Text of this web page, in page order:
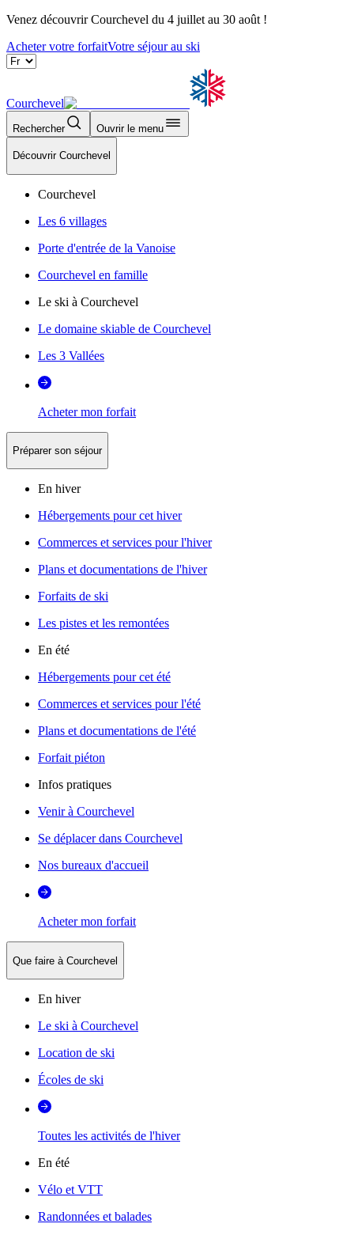
Venez découvrir Courchevel du 4 juillet au 30 août !
Acheter votre forfaitVotre séjour au ski
Courchevel
Rechercher Ouvrir le menu
Découvrir Courchevel
Courchevel
Les 6 villages
Porte d'entrée de la Vanoise
Courchevel en famille
Le ski à Courchevel
Le domaine skiable de Courchevel
Les 3 Vallées
Acheter mon forfait
Préparer son séjour
En hiver
Hébergements pour cet hiver
Commerces et services pour l'hiver
Plans et documentations de l'hiver
Forfaits de ski
Les pistes et les remontées
En été
Hébergements pour cet été
Commerces et services pour l'été
Plans et documentations de l'été
Forfait piéton
Infos pratiques
Venir à Courchevel
Se déplacer dans Courchevel
Nos bureaux d'accueil
Acheter mon forfait
Que faire à Courchevel
En hiver
Le ski à Courchevel
Location de ski
Écoles de ski
Toutes les activités de l'hiver
En été
Vélo et VTT
Randonnées et balades